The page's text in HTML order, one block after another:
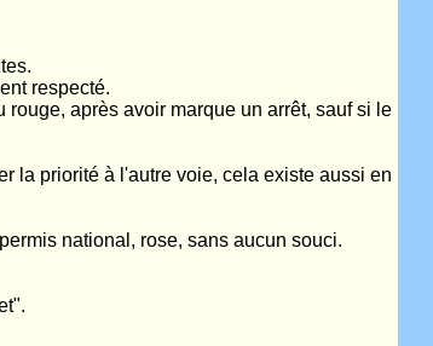
respecté.
après avoir marque un arrêt, sauf si le
la priorité à l'autre voie, cela existe aussi en
national, rose, sans aucun souci.